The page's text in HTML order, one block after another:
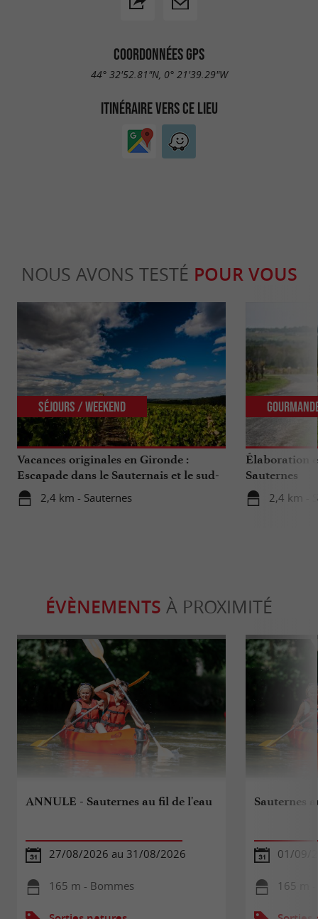
COORDONNÉES GPS
44° 32'52.81"N, 0° 21'39.29"W
ITINÉRAIRE VERS CE LIEU
NOUS AVONS TESTÉ POUR VOUS
Vacances originales en Gironde :
Escapade dans le Sauternais et le sud-
Gironde
2,4 km - Sauternes
Séjours / Weekend
Élaboration
Sauternes
2,4 km -
ÉVÈNEMENTS À PROXIMITÉ
ANNULE - Sauternes au fil de l'eau
27/08/2026 au 31/08/2026
165 m - Bommes
Sauternes
01/09/
165 m